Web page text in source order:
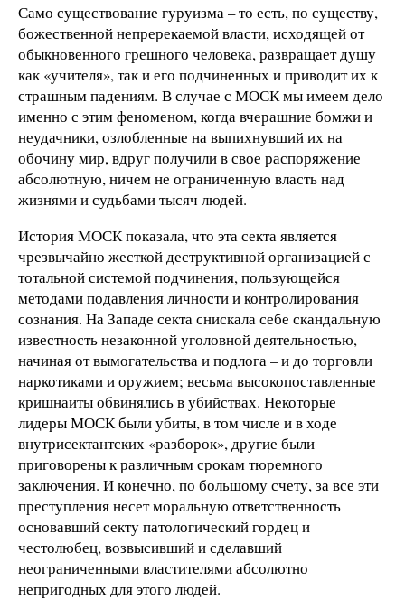
Само существование гуруизма – то есть, по существу,
божественной непререкаемой власти, исходящей от
обыкновенного грешного человека, развращает душу
как «учителя», так и его подчиненных и приводит их к
страшным падениям. В случае с МОСК мы имеем дело
именно с этим феноменом, когда вчерашние бомжи и
неудачники, озлобленные на выпихнувший их на
обочину мир, вдруг получили в свое распоряжение
абсолютную, ничем не ограниченную власть над
жизнями и судьбами тысяч людей.
История МОСК показала, что эта секта является
чрезвычайно жесткой деструктивной организацией с
тотальной системой подчинения, пользующейся
методами подавления личности и контролирования
сознания. На Западе секта снискала себе скандальную
известность незаконной уголовной деятельностью,
начиная от вымогательства и подлога – и до торговли
наркотиками и оружием; весьма высокопоставленные
кришнаиты обвинялись в убийствах. Некоторые
лидеры МОСК были убиты, в том числе и в ходе
внутрисектантских «разборок», другие были
приговорены к различным срокам тюремного
заключения. И конечно, по большому счету, за все эти
преступления несет моральную ответственность
основавший секту патологический гордец и
честолюбец, возвысивший и сделавший
неограниченными властителями абсолютно
непригодных для этого людей.